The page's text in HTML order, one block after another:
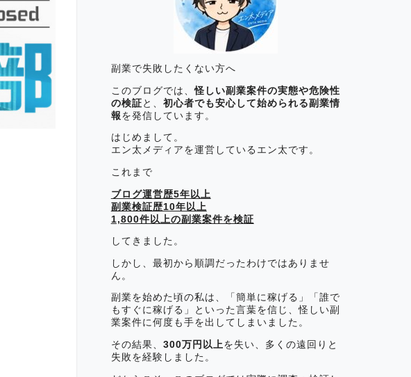
副業で失敗したくない方へ
このブログでは、怪しい副業案件の実態や危険性
の検証 と、 初心者でも安心して始められる副業情
報 を発信しています。
はじめまして。
エン太メディアを運営しているエン太です。
これまで
ブログ運営歴5年以上
副業検証歴10年以上
1,800件以上の副業案件を検証
してきました。
しかし、最初から順調だったわけではありませ
ん。
副業を始めた頃の私は、「簡単に稼げる」「誰で
もすぐに稼げる」といった言葉を信じ、怪しい副
業案件に何度も手を出してしまいました。
その結果、 300万円以上 を失い、多くの遠回りと
失敗を経験しました。